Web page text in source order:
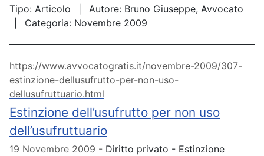
Tipo: Articolo Autore: Bruno Giuseppe, Avvocato
Categoria: Novembre 2009
Estinzione dell’usufrutto per non uso
dell’usufruttuario
https://www.avvocatogratis.it/novembre-2009/307-
estinzione-dellusufrutto-per-non-uso-
dellusufruttuario.html
19 Novembre 2009
Diritto privato - Estinzione